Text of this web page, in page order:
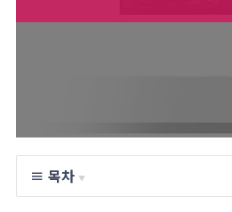
≡ 목차 ▼